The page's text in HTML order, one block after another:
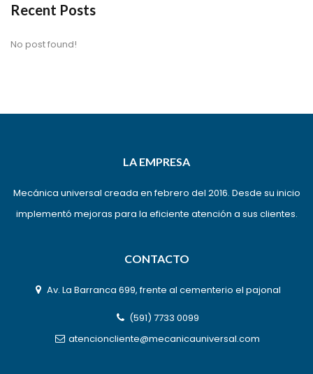
Recent Posts
No post found!
LA EMPRESA
Mecánica universal creada en febrero del 2016. Desde su inicio
implementó mejoras para la eficiente atención a sus clientes.
CONTACTO
Av. La Barranca 699, frente al cementerio el pajonal
(591) 7733 0099
atencioncliente@mecanicauniversal.com